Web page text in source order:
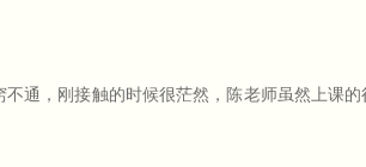
不通，刚接触的时候很茫然，陈老师虽然上课